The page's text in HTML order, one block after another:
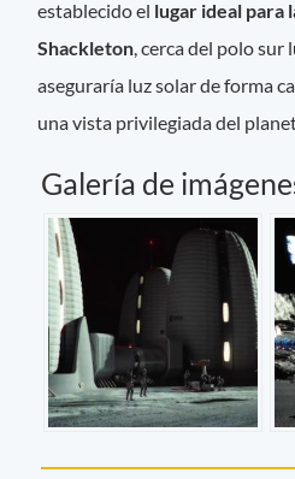
establecido el lugar ideal para
Shackleton , cerca del polo sur
aseguraría luz solar de forma
una vista privilegiada del
Galería de